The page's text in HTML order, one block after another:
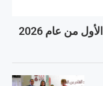
من عام 2026